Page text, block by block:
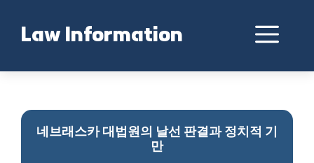
contentLaw Information
네브래스카 대법원의 날선 판결과 정치적 기
만